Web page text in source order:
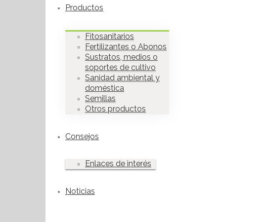
Productos
Fitosanitarios
Fertilizantes o Abonos
Sustratos, medios o
soportes de cultivo
Sanidad ambiental y
doméstica
Semillas
Otros productos
Consejos
Enlaces de interés
Noticias